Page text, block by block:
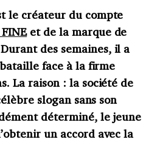
le créateur du compte
et de la marque de
des semaines, il a
face à la firme
La raison : la société de
slogan sans son
déterminé, le jeune
un accord avec la